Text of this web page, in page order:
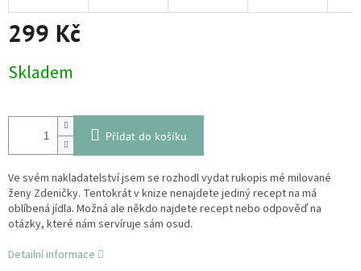
299 Kč
cena:
Skladem
Přidat do košíku
Ve svém nakladatelství jsem se rozhodl vydat rukopis mé milované
ženy Zdeničky. Tentokrát v knize nenajdete jediný recept na má
oblíbená jídla. Možná ale někdo najdete recept nebo odpověď na
otázky, které nám servíruje sám osud.
Detailní informace